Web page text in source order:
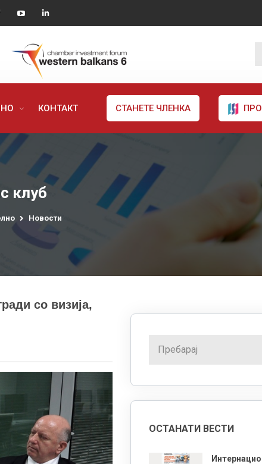
КОНТАКТ СТАНЕТЕ ЧЛЕНКА
клуб
Новости
со визија,
ОСТАНАТИ ВЕСТИ